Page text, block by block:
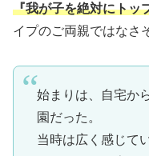
『我が子を絶対にトッ
イプのご両親ではなさ
始まりは、自宅か
園だった。
当時は広く感じて